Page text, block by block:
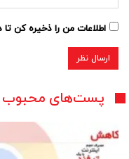
اطلاعات من را ذخیره کن تا
پست‌های محبوب